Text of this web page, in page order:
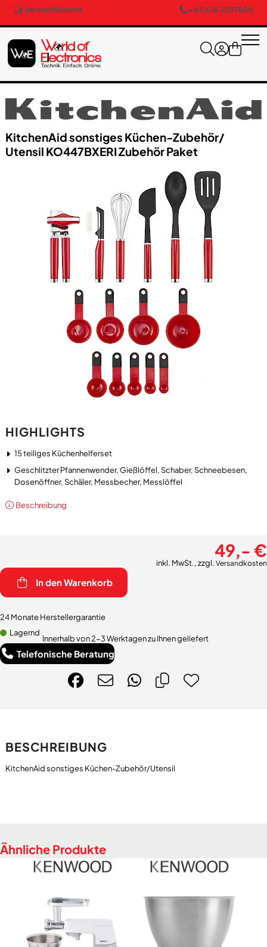
Versandkosten +43 676 3037600
Kitchen​Aid sonstiges Küchen-Zubehör/​
Utensil KO447BXERI Zubehör Paket
HIGHLIGHTS
15 teiliges Küchenhelferset
Geschlitzter Pfannenwender, Gießlöffel, Schaber, Schneebesen,
Dosenöffner, Schäler, Messbecher, Messlöffel
Beschreibung
49,- €
inkl. MwSt., zzgl. Versandkosten
In den Warenkorb
24 Monate Herstellergarantie
Lagernd
Innerhalb von 2-3 Werktagen zu Ihnen geliefert
Telefonische Beratung
BESCHREIBUNG
Ähnliche Produkte